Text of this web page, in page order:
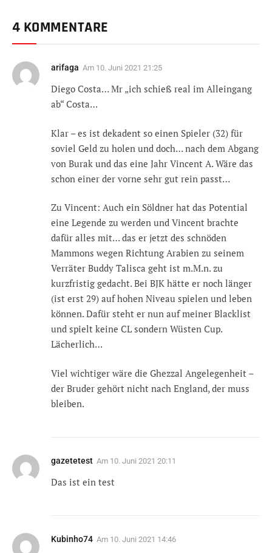
4 KOMMENTARE
arifaga Am 10. Juni 2021 21:25
Diego Costa… Mr „ich schieß real im Alleingang
ab“ Costa…
Klar – es ist dekadent so einen Spieler (32) für
soviel Geld zu holen und doch… nach dem Abgang
von Burak und das eine Jahr Vincent A. Wäre das
schon einer der vorne sehr gut rein passt…
Zu Vincent: Auch ein Söldner hat das Potential
eine Legende zu werden und Vincent brachte
dafür alles mit… das er jetzt des schnöden
Mammons wegen Richtung Arabien zu seinem
Verräter Buddy Talisca geht ist m.M.n. zu
kurzfristig gedacht. Bei BJK hätte er noch länger
(ist erst 29) auf hohen Niveau spielen und leben
können. Dafür steht er nun auf meiner Blacklist
und spielt keine CL sondern Wüsten Cup.
Lächerlich…
Viel wichtiger wäre die Ghezzal Angelegenheit –
der Bruder gehört nicht nach England, der muss
bleiben.
gazetetest Am 10. Juni 2021 20:11
Das ist ein test
Kubinho74 Am 10. Juni 2021 14:46